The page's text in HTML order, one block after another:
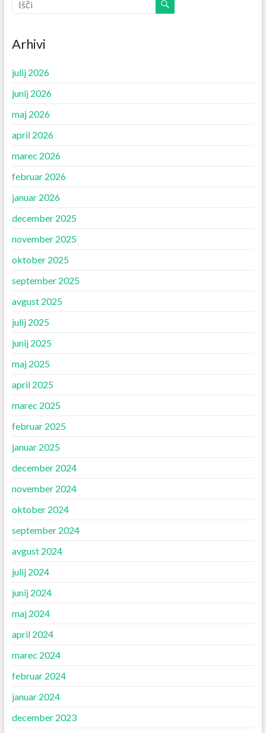
Arhivi
julij 2026
junij 2026
maj 2026
april 2026
marec 2026
februar 2026
januar 2026
december 2025
november 2025
oktober 2025
september 2025
avgust 2025
julij 2025
junij 2025
maj 2025
april 2025
marec 2025
februar 2025
januar 2025
december 2024
november 2024
oktober 2024
september 2024
avgust 2024
julij 2024
junij 2024
maj 2024
april 2024
marec 2024
februar 2024
januar 2024
december 2023